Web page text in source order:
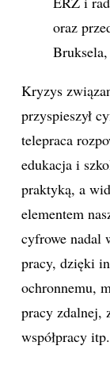
oraz
Kryzys
przyspieszył
telepraca
edukacja i
praktyką, a
elementem
cyfrowe nadal
pracy, dzięki
ochronnemu,
pracy zdalnej,
współpracy itp.